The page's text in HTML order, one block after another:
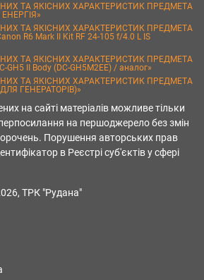
ТА ЯКІСНИХ ХАРАКТЕРИСТИК ПРЕДМЕТА
ТА ЯКІСНИХ ХАРАКТЕРИСТИК ПРЕДМЕТА
R6 Mark II Kit RF 24-105 f/4.0 L IS
ТА ЯКІСНИХ ХАРАКТЕРИСТИК ПРЕДМЕТА
GH5 II Body (DC-GH5M2EE) / аналог»
ТА ЯКІСНИХ ХАРАКТЕРИСТИК ПРЕДМЕТА
ГЕНЕРАТОРІВ)»
на сайті матеріалів можливе тільки
на першоджерело без змін
Порушення авторських прав
в Реєстрі суб'єктів у сфері
ТРК "Рудана"